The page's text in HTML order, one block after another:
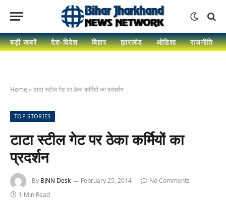
बड़ी खबरें देश-विदेश बिहार झारखंड ओडिशा राजनीति
Home »टाटा स्टील गेट पर ठेका कर्मियों का प्रदर्शन
TOP STORIES
टाटा स्टील गेट पर ठेका कर्मियों का
प्रदर्शन
By BJNN Desk February 25, 2014
No Comments
1 Min Read